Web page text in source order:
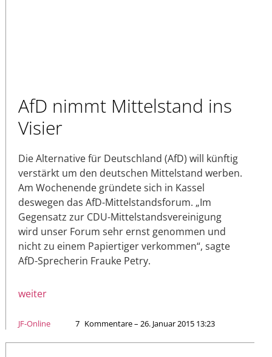
AfD nimmt Mittelstand ins
Visier
Die Alternative für Deutschland (AfD) will künftig
verstärkt um den deutschen Mittelstand werben.
Am Wochenende gründete sich in Kassel
deswegen das AfD-Mittelstandsforum. „Im
Gegensatz zur CDU-Mittelstandsvereinigung
wird unser Forum sehr ernst genommen und
nicht zu einem Papiertiger verkommen“, sagte
AfD-Sprecherin Frauke Petry.
weiter
JF-Online 7 Kommentare – 26. Januar 2015 13:23